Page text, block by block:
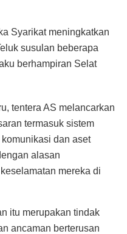
Syarikat meningkatkan
susulan beberapa
berhampiran Selat
tentera AS melancarkan
termasuk sistem
dan aset
alasan
mereka di
itu merupakan tindak
ancaman berterusan